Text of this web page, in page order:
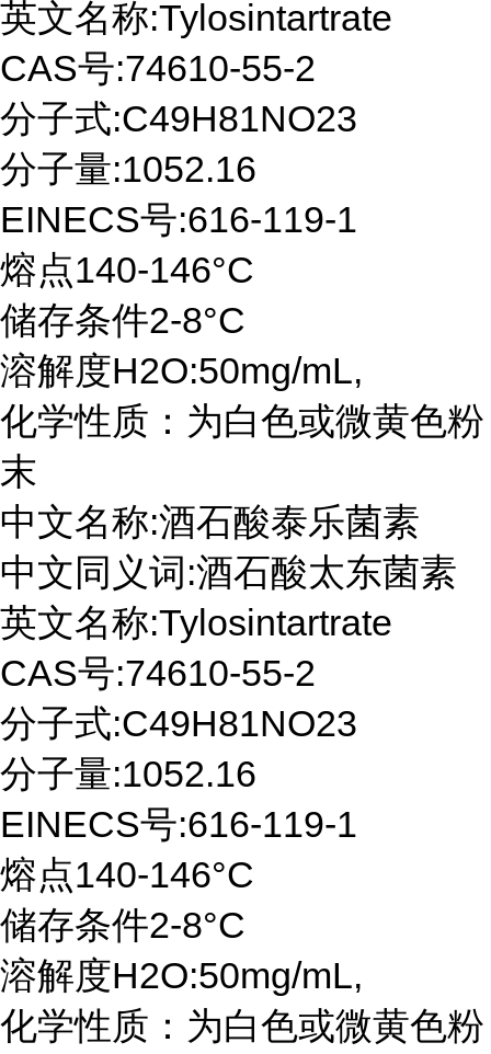
英文名称:Tylosintartrate
CAS号:74610-55-2
分子式:C49H81NO23
分子量:1052.16
EINECS号:616-119-1
熔点140-146°C
储存条件2-8°C
溶解度H2O:50mg/mL,
化学性质：为白色或微黄色粉
末
中文名称:酒石酸泰乐菌素
中文同义词:酒石酸太东菌素
英文名称:Tylosintartrate
CAS号:74610-55-2
分子式:C49H81NO23
分子量:1052.16
EINECS号:616-119-1
熔点140-146°C
储存条件2-8°C
溶解度H2O:50mg/mL,
化学性质：为白色或微黄色粉